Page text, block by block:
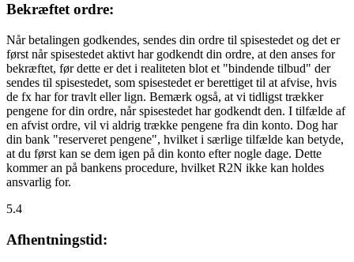
Bekræftet ordre:
Når betalingen godkendes, sendes din ordre til spisestedet og det er
først når spisestedet aktivt har godkendt din ordre, at den anses for
bekræftet, før dette er det i realiteten blot et "bindende tilbud" der
sendes til spisestedet, som spisestedet er berettiget til at afvise, hvis
de fx har for travlt eller lign. Bemærk også, at vi tidligst trækker
pengene for din ordre, når spisestedet har godkendt den. I tilfælde af
en afvist ordre, vil vi aldrig trække pengene fra din konto. Dog har
din bank "reserveret pengene", hvilket i særlige tilfælde kan betyde,
at du først kan se dem igen på din konto efter nogle dage. Dette
kommer an på bankens procedure, hvilket R2N ikke kan holdes
ansvarlig for.
5.4
Afhentningstid: